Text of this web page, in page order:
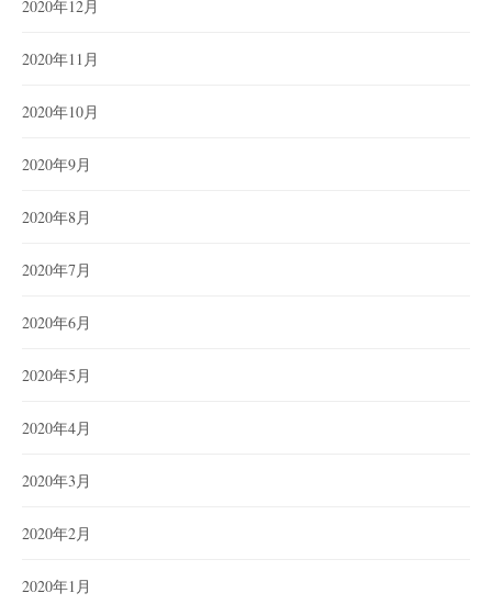
2020年12月
2020年11月
2020年10月
2020年9月
2020年8月
2020年7月
2020年6月
2020年5月
2020年4月
2020年3月
2020年2月
2020年1月